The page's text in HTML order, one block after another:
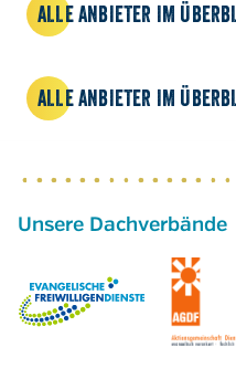
ALLE ANBIETER IM
ALLE ANBIETER IM